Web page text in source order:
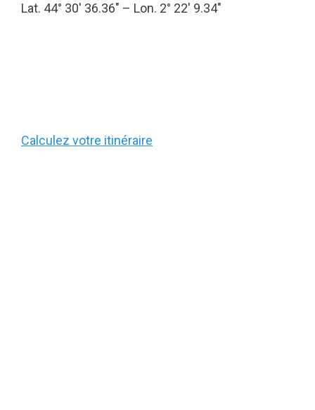
Lat. 44° 30′ 36.36″ – Lon. 2° 22′ 9.34″
Calculez votre itinéraire